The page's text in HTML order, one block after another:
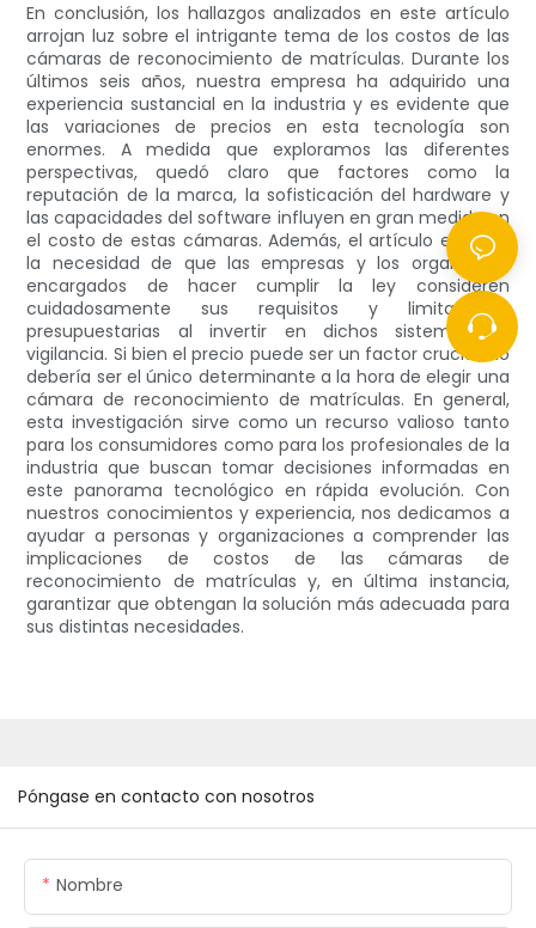
En conclusión, los hallazgos analizados en este artículo
arrojan luz sobre el intrigante tema de los costos de las
cámaras de reconocimiento de matrículas. Durante los
últimos seis años, nuestra empresa ha adquirido una
experiencia sustancial en la industria y es evidente que
las variaciones de precios en esta tecnología son
enormes. A medida que exploramos las diferentes
perspectivas, quedó claro que factores como la
reputación de la marca, la sofisticación del hardware y
las capacidades del software influyen en gran medida en
el costo de estas cámaras. Además, el artículo enfatiza
la necesidad de que las empresas y los organismos
encargados de hacer cumplir la ley consideren
cuidadosamente sus requisitos y limitaciones
presupuestarias al invertir en dichos sistemas de
vigilancia. Si bien el precio puede ser un factor crucial, no
debería ser el único determinante a la hora de elegir una
cámara de reconocimiento de matrículas. En general,
esta investigación sirve como un recurso valioso tanto
para los consumidores como para los profesionales de la
industria que buscan tomar decisiones informadas en
este panorama tecnológico en rápida evolución. Con
nuestros conocimientos y experiencia, nos dedicamos a
ayudar a personas y organizaciones a comprender las
implicaciones de costos de las cámaras de
reconocimiento de matrículas y, en última instancia,
garantizar que obtengan la solución más adecuada para
sus distintas necesidades.
Póngase en contacto con nosotros
Nombre